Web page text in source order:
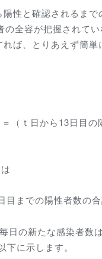
性と確認されるまで
全容が把握されて
ば、とりあえず簡単
（ｔ日から13日目の
までの陽性者数の合
日の新たな感染者数
に示します。